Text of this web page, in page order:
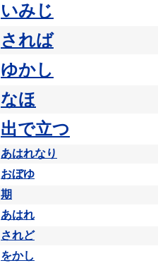
いみじ
されば
ゆかし
なほ
出で立つ
あはれなり
おぼゆ
期
あはれ
されど
をかし